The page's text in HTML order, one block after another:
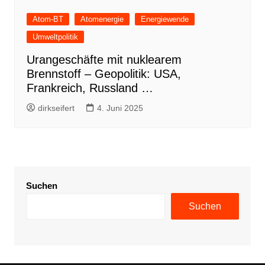
Atom-BT Atomenergie
Energiewende
Umweltpolitik
Urangeschäfte mit nuklearem
Brennstoff – Geopolitik: USA,
Frankreich, Russland …
dirkseifert 4. Juni 2025
Suchen
Suchen